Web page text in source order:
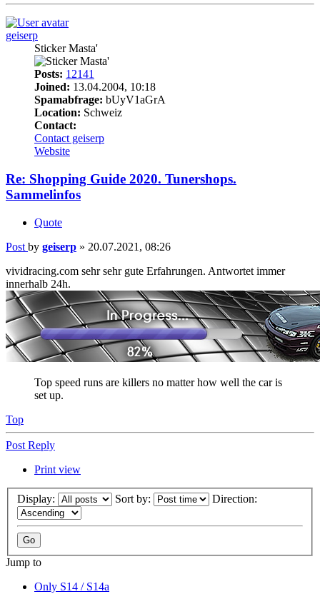
geiserp
Sticker Masta'
Posts: 12141
Joined: 13.04.2004, 10:18
Spamabfrage: bUyV1aGrA
Location: Schweiz
Contact:
Contact geiserp
Website
Re: Shopping Guide 2020. Tunershops.
Sammelinfos
Quote
Post by geiserp » 20.07.2021, 08:26
vividracing.com sehr sehr gute Erfahrungen. Antwortet immer
innerhalb 24h.
Top speed runs are killers no matter how well the car is
set up.
Top
Post Reply
Print view
Display: Sort by: Direction:
Jump to
Only S14 / S14a